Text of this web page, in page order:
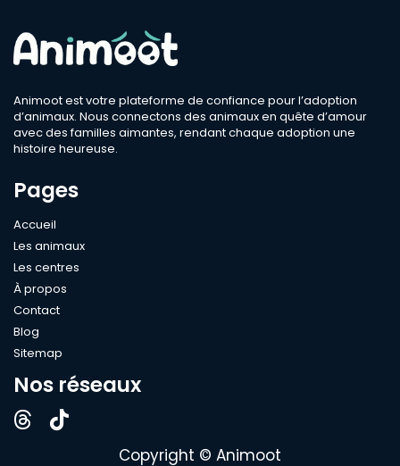
Sexe
Bébé
Enfant
Chien
Chat
Âge
Animoot est votre plateforme de confiance pour l’adoption
d’animaux. Nous connectons des animaux en quête d’amour
avec des familles aimantes, rendant chaque adoption une
histoire heureuse.
Pages
Accueil
Les animaux
Les centres
À propos
Contact
Blog
Sitemap
Nos réseaux
Copyright © Animoot